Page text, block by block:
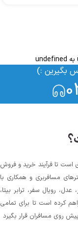
بگیرین :)
است تا فرآیند خرید و فروش
مسافربری و همکاری با
رویال سفر، ترابر بیتا،
کرده است تا برای تمامی
روی مسافران قرار بگیرد